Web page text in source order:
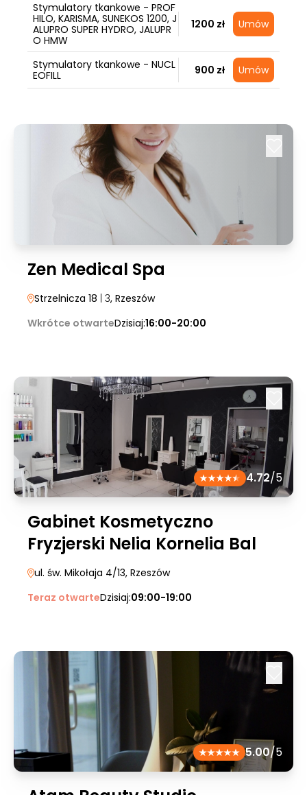
Stymulatory tkankowe - PROF
HILO, KARISMA, SUNEKOS 1200, J
ALUPRO SUPER HYDRO, JALUPR
O HMW
1200 zł Umów
Stymulatory tkankowe - NUCL
EOFILL
900 zł Umów
Zen Medical Spa
Strzelnicza 18 | 3, Rzeszów
Wkrótce otwarteDzisiaj:16:00-20:00
4.72/5
Gabinet Kosmetyczno
Fryzjerski Nelia Kornelia Bal
ul. św. Mikołaja 4/13, Rzeszów
Teraz otwarteDzisiaj:09:00-19:00
5.00/5